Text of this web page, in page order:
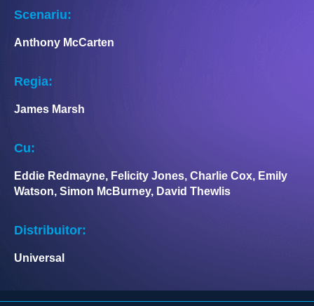
Scenariu:
Anthony McCarten
Regia:
James Marsh
Cu:
Eddie Redmayne, Felicity Jones, Charlie Cox, Emily
Watson, Simon McBurney, David Thewlis
Distribuitor:
Universal